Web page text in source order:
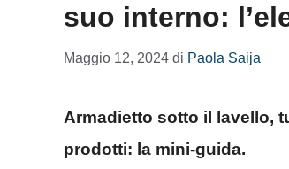
suo interno:
Maggio 12, 2024 di Paola Saija
Armadietto sotto il lavello,
prodotti: la mini-guida.